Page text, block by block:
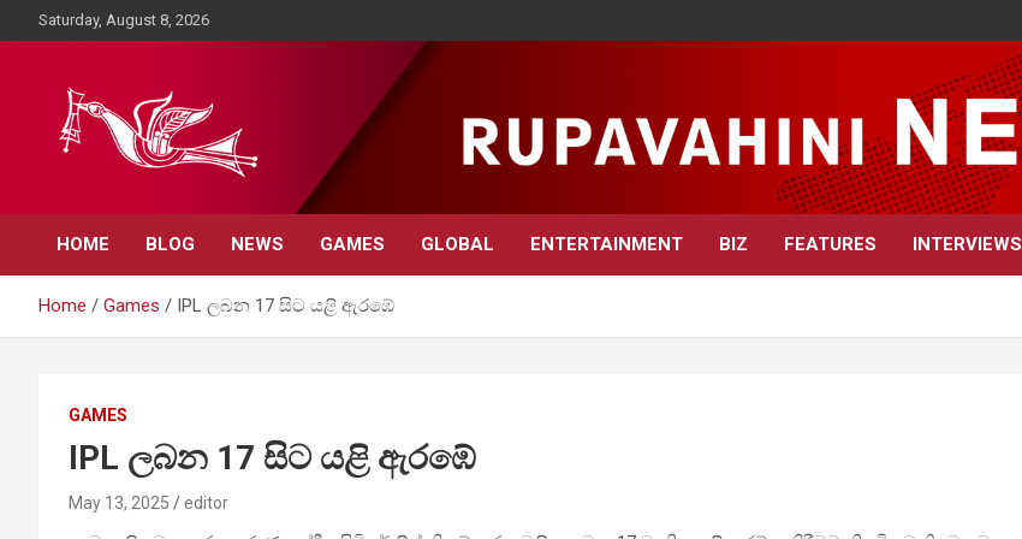
to
Saturday, August 8, 2026
Rupavahini News
HOME BLOG NEWS GAMES GLOBAL ENTERTAINMENT BIZ FEATURES INTERVIEWS
Home Games IPL ලබන 17 සිට යළි ඇරඹේ
GAMES
IPL ලබන 17 සිට යළි ඇරඹේ
May 13, 2025 editor